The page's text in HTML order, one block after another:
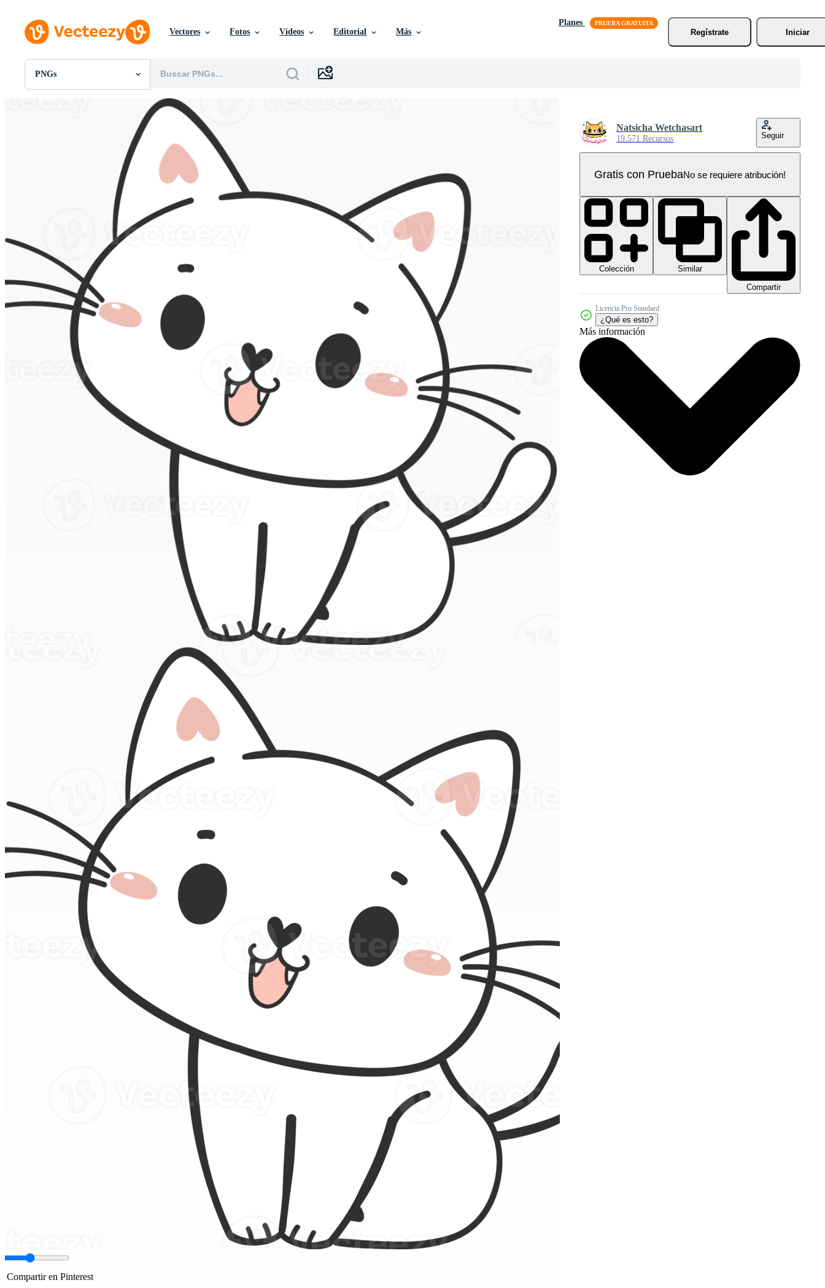
Vectores Fotos Vídeos Editorial Más
Planes
Regístrate
Iniciar
PNGs
Todas Imágenes
Gráficos en Movimiento
Imágenes Editoriales
Eventos Editoriales
Compartir en Pinterest
Natsicha Wetchasart
19.571 Recursos Seguir
Gratis con PruebaNo se requiere atribución!
Colección
Similar
Compartir
Licencia Pro Standard
¿Qué es esto?
Más información